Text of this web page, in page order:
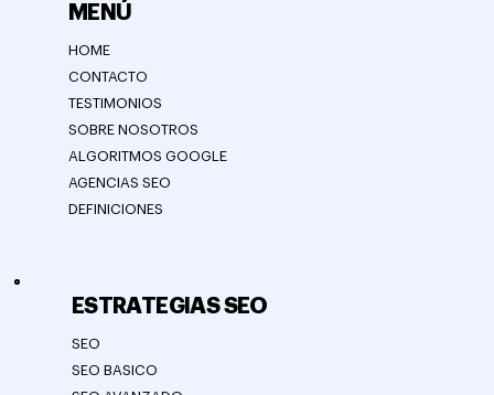
MENÚ
HOME
CONTACTO
TESTIMONIOS
SOBRE NOSOTROS
ALGORITMOS GOOGLE
AGENCIAS SEO
DEFINICIONES
ESTRATEGIAS SEO
SEO
SEO BASICO